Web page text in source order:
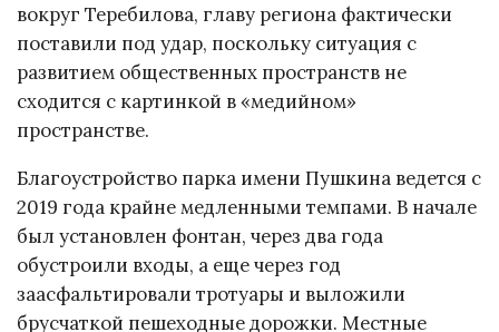
вокруг Теребилова, главу региона фактически
поставили под удар, поскольку ситуация с
развитием общественных пространств не
сходится с картинкой в «медийном»
пространстве.
Благоустройство парка имени Пушкина ведется с
2019 года крайне медленными темпами. В начале
был установлен фонтан, через два года
обустроили входы, а еще через год
заасфальтировали тротуары и выложили
брусчаткой пешеходные дорожки. Местные